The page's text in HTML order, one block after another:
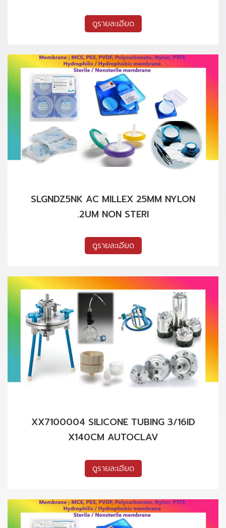
ดูรายละเอียด
SLGNDZ5NK AC MILLEX 25MM NYLON
.2UM NON STERI
ดูรายละเอียด
XX7100004 SILICONE TUBING 3/16ID
X140CM AUTOCLAV
ดูรายละเอียด